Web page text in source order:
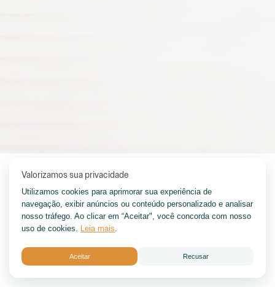
Valorizamos sua privacidade
Utilizamos cookies para aprimorar sua experiência de
navegação, exibir anúncios ou conteúdo personalizado e analisar
nosso tráfego. Ao clicar em “Aceitar", você concorda com nosso
uso de cookies. Leia mais.
Aceitar Recusar